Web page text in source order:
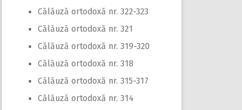
Călăuză ortodoxă nr. 322-323
Călăuză ortodoxă nr. 321
Călăuză ortodoxă nr. 319-320
Călăuză ortodoxă nr. 318
Călăuză ortodoxă nr. 315-317
Călăuză ortodoxă nr. 314